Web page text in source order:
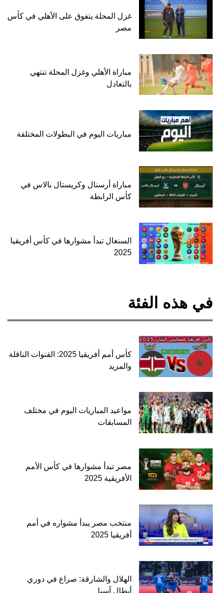
غزل المحلة يتفوق على الأهلي في كأس
مصر
مباراة الأهلي وغزل المحلة تنتهي
بالتعادل
مباريات اليوم في البطولات المختلفة
مباراة أرسنال وكريستال بالاس في
كأس الرابطة
السنغال تبدأ مشوارها في كأس أفريقيا
2025
في هذه الفئة
كأس أمم أفريقيا 2025: القنوات الناقلة
والمزيد
مواعيد المباريات اليوم في مختلف
المسابقات
مصر تبدأ مشوارها في كأس الأمم
الأفريقية 2025
منتخب مصر يبدأ مشواره في أمم
أفريقيا 2025
الهلال والشارقة: صراع في دوري
أبطال آسيا